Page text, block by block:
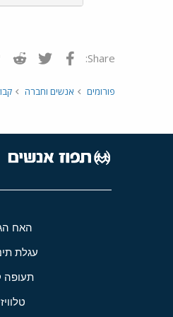
Share: פייסבוק Twitter
פורומים אנשים וחברה
האח
עגלת
תעופה